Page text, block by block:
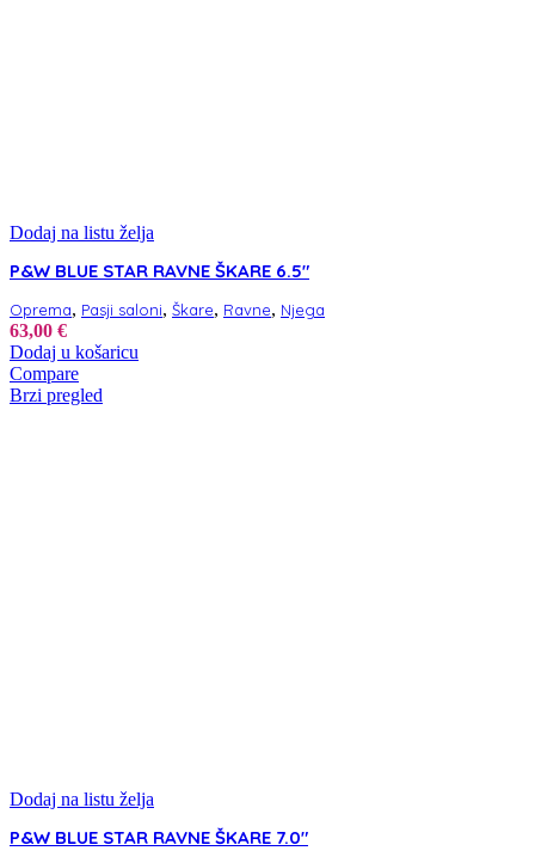
Dodaj na listu želja
P&W BLUE STAR RAVNE ŠKARE 6.5″
Oprema, Pasji saloni, Škare, Ravne, Njega
63,00 €
Dodaj u košaricu
Compare
Brzi pregled
Dodaj na listu želja
P&W BLUE STAR RAVNE ŠKARE 7.0″